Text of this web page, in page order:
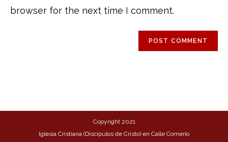
browser for the next time I comment.
Copyright 2021
Iglesia Cristiana (Discípulos de Cristo) en Calle Comerío